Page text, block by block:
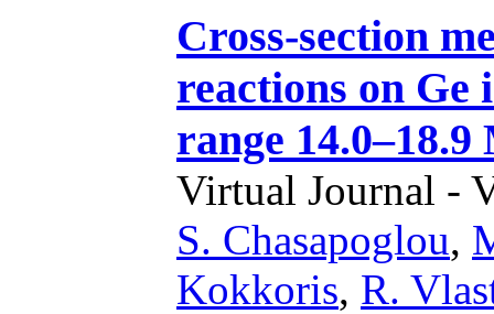
Cross-section
reactions on Ge
range 14.0–18.9
Virtual Journal -
S. Chasapoglou,
Kokkoris, R.